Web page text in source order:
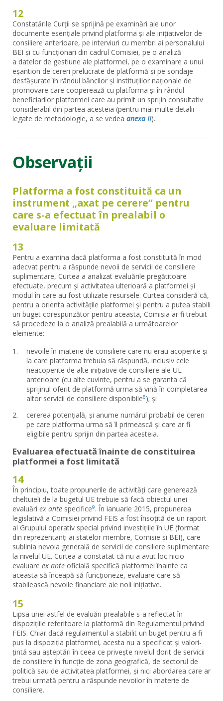
12
Constatările Curții se sprijină pe examinări ale unor
documente esențiale privind platforma și ale inițiativelor de
consiliere anterioare, pe interviuri cu membri ai personalului
BEI și cu funcționari din cadrul Comisiei, pe o analiză
a datelor de gestiune ale platformei, pe o examinare a unui
eșantion de cereri prelucrate de platformă și pe sondaje
desfășurate în rândul băncilor și instituțiilor naționale de
promovare care cooperează cu platforma și în rândul
beneficiarilor platformei care au primit un sprijin consultativ
considerabil din partea acesteia (pentru mai multe detalii
legate de metodologie, a se vedea anexa II).
Observații
Platforma a fost constituită ca un
instrument „axat pe cerere” pentru
care s-a efectuat în prealabil o
evaluare limitată
13
Pentru a examina dacă platforma a fost constituită în mod
adecvat pentru a răspunde nevoii de servicii de consiliere
suplimentare, Curtea a analizat evaluările pregătitoare
efectuate, precum și activitatea ulterioară a platformei și
modul în care au fost utilizate resursele. Curtea consideră că,
pentru a orienta activitățile platformei și pentru a putea stabili
un buget corespunzător pentru aceasta, Comisia ar fi trebuit
să procedeze la o analiză prealabilă a următoarelor
elemente:
nevoile în materie de consiliere care nu erau acoperite și
la care platforma trebuia să răspundă, inclusiv cele
neacoperite de alte inițiative de consiliere ale UE
anterioare (cu alte cuvinte, pentru a se garanta că
sprijinul oferit de platformă urma să vină în completarea
altor servicii de consiliere disponibile8); și
cererea potențială, și anume numărul probabil de cereri
pe care platforma urma să îl primească și care ar fi
eligibile pentru sprijin din partea acesteia.
Evaluarea efectuată înainte de constituirea
platformei a fost limitată
14
În principiu, toate propunerile de activități care generează
cheltuieli de la bugetul UE trebuie să facă obiectul unei
evaluări ex ante specifice9. În ianuarie 2015, propunerea
legislativă a Comisiei privind FEIS a fost însoțită de un raport
al Grupului operativ special privind investițiile în UE (format
din reprezentanți ai statelor membre, Comisie și BEI), care
sublinia nevoia generală de servicii de consiliere suplimentare
la nivelul UE. Curtea a constatat că nu a avut loc nicio
evaluare ex ante oficială specifică platformei înainte ca
aceasta să înceapă să funcționeze, evaluare care să
stabilească nevoile financiare ale noii inițiative.
15
Lipsa unei astfel de evaluări prealabile s-a reflectat în
dispozițiile referitoare la platformă din Regulamentul privind
FEIS. Chiar dacă regulamentul a stabilit un buget pentru a fi
pus la dispoziția platformei, acesta nu a specificat și valori-
țintă sau așteptări în ceea ce privește nivelul dorit de servicii
de consiliere în funcție de zona geografică, de sectorul de
politică sau de activitatea platformei, și nici abordarea care ar
trebui urmată pentru a răspunde nevoilor în materie de
consiliere.